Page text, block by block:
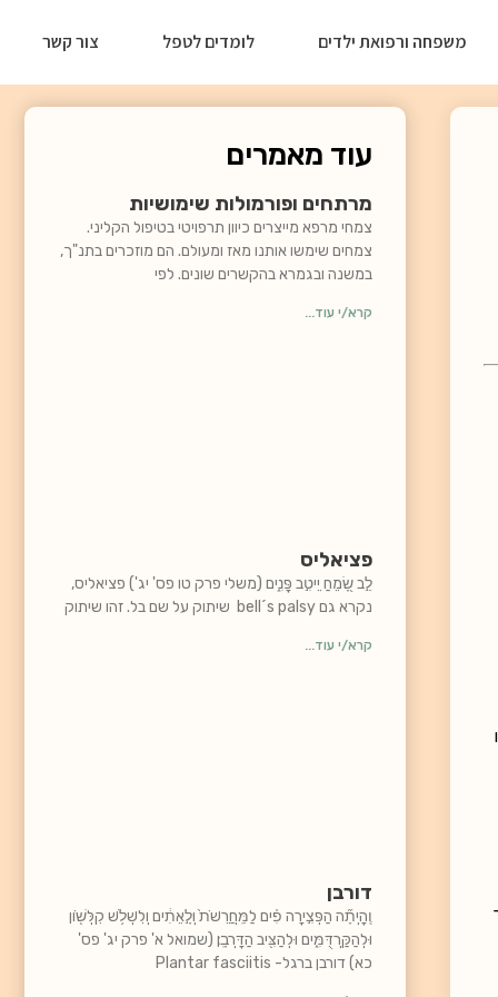
משפחה ורפואת ילדים לומדים לטפל צור קשר
עוד מאמרים
מרתחים ופורמולות שימושיות
צמחי מרפא מייצרים כיוון תרפויטי בטיפול הקליני.
צמחים שימשו אותנו מאז ומעולם. הם מוזכרים בתנ"ך,
במשנה ובגמרא בהקשרים שונים. לפי
קרא/י עוד...
פציאליס
לֵ֣ב שָׂ֭מֵחַ יֵיטִ֣ב פָּנִ֑ים (משלי פרק טו פס' יג') פציאליס,
נקרא גם bell´s palsy שיתוק על שם בל. זהו שיתוק
קרא/י עוד...
דורבן
וְֽהָיְתָ֞ה הַפְּצִ֣ירָה פִ֗ים לַמַּֽחֲרֵשֹׁת֙ וְלָ֣אֵתִ֔ים וְלִשְׁלֹ֥שׁ קִלְּשׁ֖וֹן
וּלְהַקַּרְדֻּמִּ֑ים וּלְהַצִּ֖יב הַדָּרְבָֽן׃ (שמואל א' פרק יג' פס'
כא) דורבן ברגל- Plantar fasciitis